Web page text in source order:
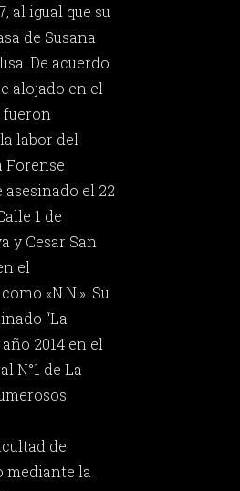
al igual que su
de Susana
De acuerdo
alojado en el
fueron
labor del
Forense
asesinado el 22
1 de
y Cesar San
el
«N.N.». Su
“La
2014 en el
N°1 de La
de
mediante la